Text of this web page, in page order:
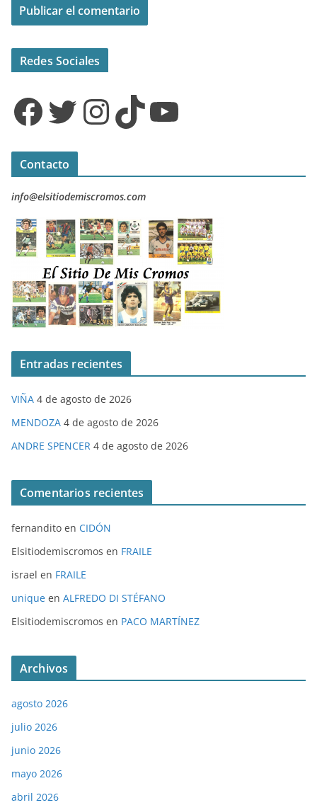
Redes Sociales
Facebook Twitter InstagramTikTok YouTube
Contacto
info@elsitiodemiscromos.com
Entradas recientes
VIÑA 4 de agosto de 2026
MENDOZA 4 de agosto de 2026
ANDRE SPENCER 4 de agosto de 2026
Comentarios recientes
fernandito en CIDÓN
Elsitiodemiscromos en FRAILE
israel en FRAILE
unique en ALFREDO DI STÉFANO
Elsitiodemiscromos en PACO MARTÍNEZ
Archivos
agosto 2026
julio 2026
junio 2026
mayo 2026
abril 2026